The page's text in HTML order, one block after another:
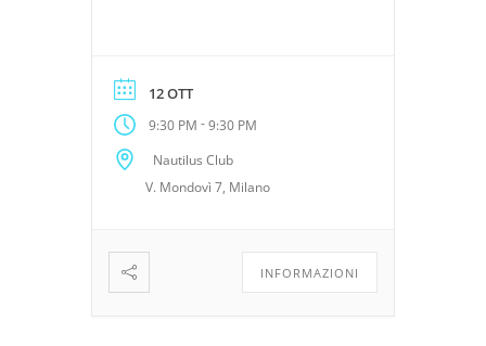
goditi un drink con loro e
immergiti in una serata fatta
su misura per gli amanti dei
piedi e delle signore che
desiderano farseli […]
12 OTT
9:30 PM -9:30 PM
Nautilus Club
V. Mondovì 7, Milano
INFORMAZIONI